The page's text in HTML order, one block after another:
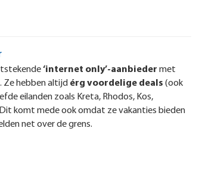
‘internet only’-aanbieder met
Ze hebben altijd érg voordelige deals (ook
eilanden zoals Kreta, Rhodos, Kos,
komt mede ook omdat ze vakanties bieden
net over de grens.